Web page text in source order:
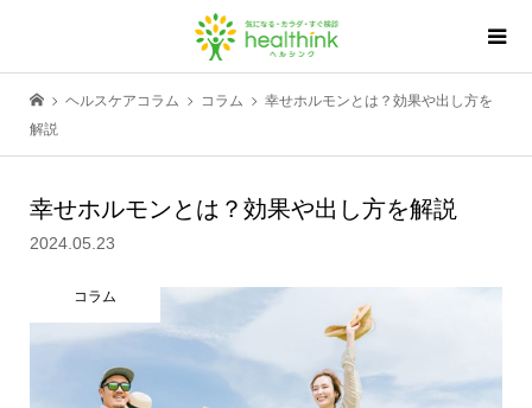
ヘルスケアコラム コラム
幸せホルモンとは？効果や出し方を
解説
幸せホルモンとは？効果や出し方を解説
2024.05.23
コラム